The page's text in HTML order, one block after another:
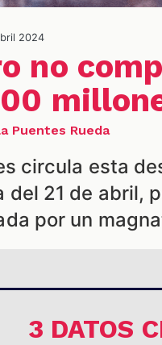
2024
no
Puentes Rueda
circula esta
del 21 de abril,
por un
3 DATOS